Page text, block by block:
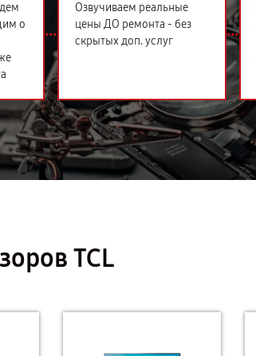
о
Озвучиваем реальные
цены ДО ремонта - без
скрытых доп. услуг
TCL